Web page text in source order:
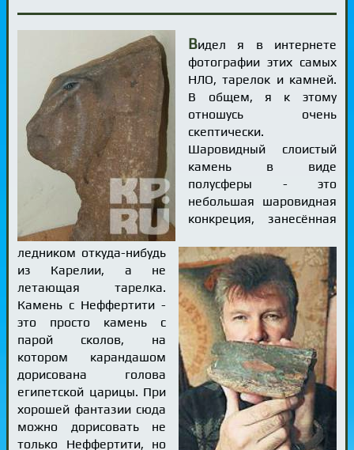
Видел я в интернете
фотографии этих самых
НЛО, тарелок и камней.
В общем, я к этому
отношусь очень
скептически.
Шаровидный слоистый
камень в виде
полусферы - это
небольшая шаровидная
конкреция, занесённая
ледником откуда-нибудь
из Карелии, а не
летающая тарелка.
Камень с Неффертити -
это просто камень с
парой сколов, на
котором карандашом
дорисована голова
египетской царицы. При
хорошей фантазии сюда
можно дорисовать не
только Неффертити, но